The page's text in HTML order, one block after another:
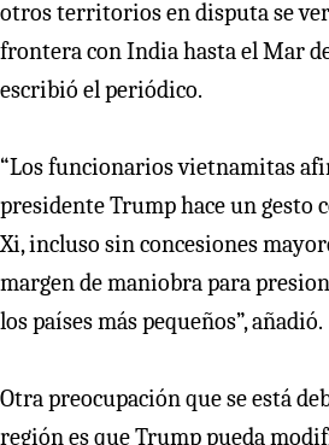
otros territorios en disputa se
frontera con India hasta el Mar
escribió el periódico.
“Los funcionarios vietnamitas
presidente Trump hace un gesto
Xi, incluso sin concesiones
margen de maniobra para
los países más pequeños”, añadió.
Otra preocupación que se está
región es que Trump pueda